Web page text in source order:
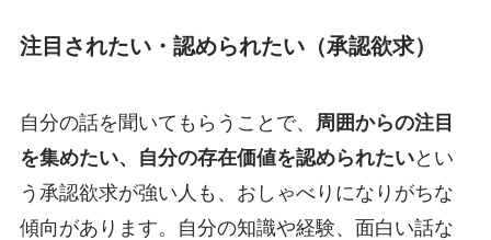
注目されたい・認められたい（承認欲求）
自分の話を聞いてもらうことで、
周囲からの注目
を集めたい、自分の存在価値を認められたいとい
う承認欲求が強い人も、おしゃべりになりがちな
傾向があります。自分の知識や経験、面白い話な